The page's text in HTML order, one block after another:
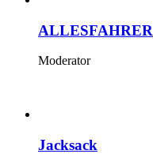
ALLESFAHRER
Moderator
Jacksack